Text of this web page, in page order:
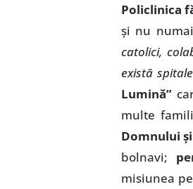
Policlinica
şi nu
catolici,
există
Lumină”
multe
Domnului
bolnavi;
misiunea